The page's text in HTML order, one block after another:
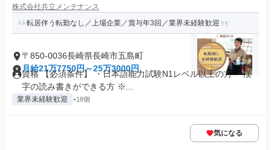
株式会社共立メンテナンス
転居伴う転勤なし／上場企業／賞与年3回／業界未経験歓迎
〒850-0036長崎県長崎市五島町
月給21万7750円～25万3000円
資格 【必須条件】 ・日本語能力試験N1レベル以上の方 ・漢
字の読み書きができる方 ※...
業界未経験歓迎 +18個
気になる